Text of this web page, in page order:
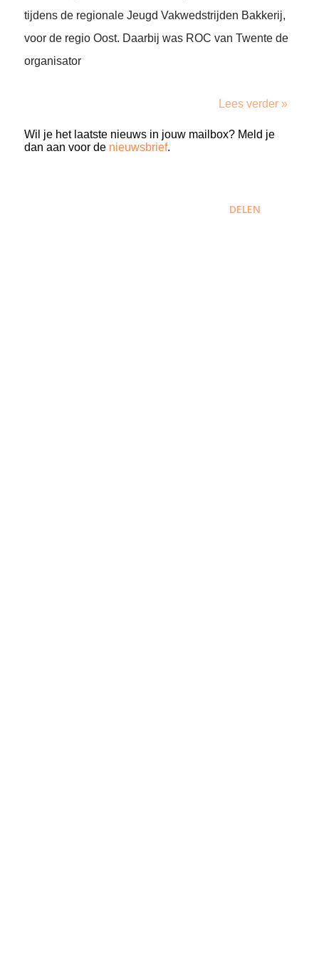
tijdens de regionale Jeugd Vakwedstrijden Bakkerij,
voor de regio Oost. Daarbij was ROC van Twente de
organisator
Lees verder »
Wil je het laatste nieuws in jouw mailbox? Meld je
dan aan voor de nieuwsbrief.
DELEN